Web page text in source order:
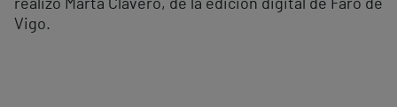
realizó Marta Clavero, de la edición digital de Faro de
Vigo.